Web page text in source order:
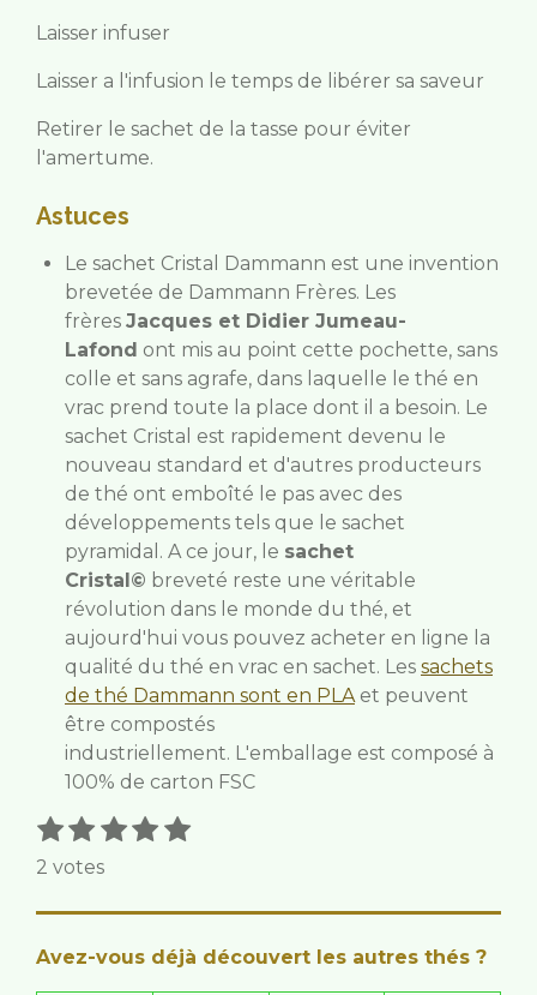
Laisser infuser
Laisser a l'infusion le temps de libérer sa saveur
Retirer le sachet de la tasse pour éviter
l'amertume.
Astuces
Le sachet Cristal Dammann est une invention
brevetée de Dammann Frères. Les
frères Jacques et Didier Jumeau-
Lafond ont mis au point cette pochette, sans
colle et sans agrafe, dans laquelle le thé en
vrac prend toute la place dont il a besoin. Le
sachet Cristal est rapidement devenu le
nouveau standard et d'autres producteurs
de thé ont emboîté le pas avec des
développements tels que le sachet
pyramidal. A ce jour, le sachet
Cristal© breveté reste une véritable
révolution dans le monde du thé, et
aujourd'hui vous pouvez acheter en ligne la
qualité du thé en vrac en sachet. Les sachets
de thé Dammann sont en PLAet peuvent
être compostés
industriellement. L'emballage est composé à
100% de carton FSC
É
v
l
u
1
é
o
i
l
2
é
o
i
l
3
é
o
i
l
4
o
i
l
5
o
i
l
E
y
r
l
2 votes
Avez-vous déjà découvert les autres thés ?